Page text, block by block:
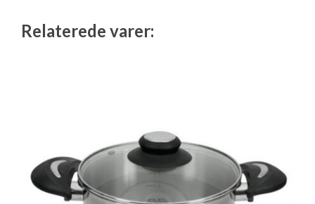
Relaterede varer: